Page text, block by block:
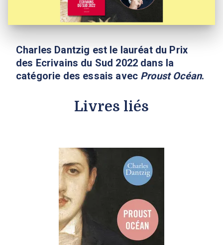
Charles Dantzig est le lauréat du Prix
des Ecrivains du Sud 2022 dans la
catégorie des essais avec Proust Océan.
Livres liés